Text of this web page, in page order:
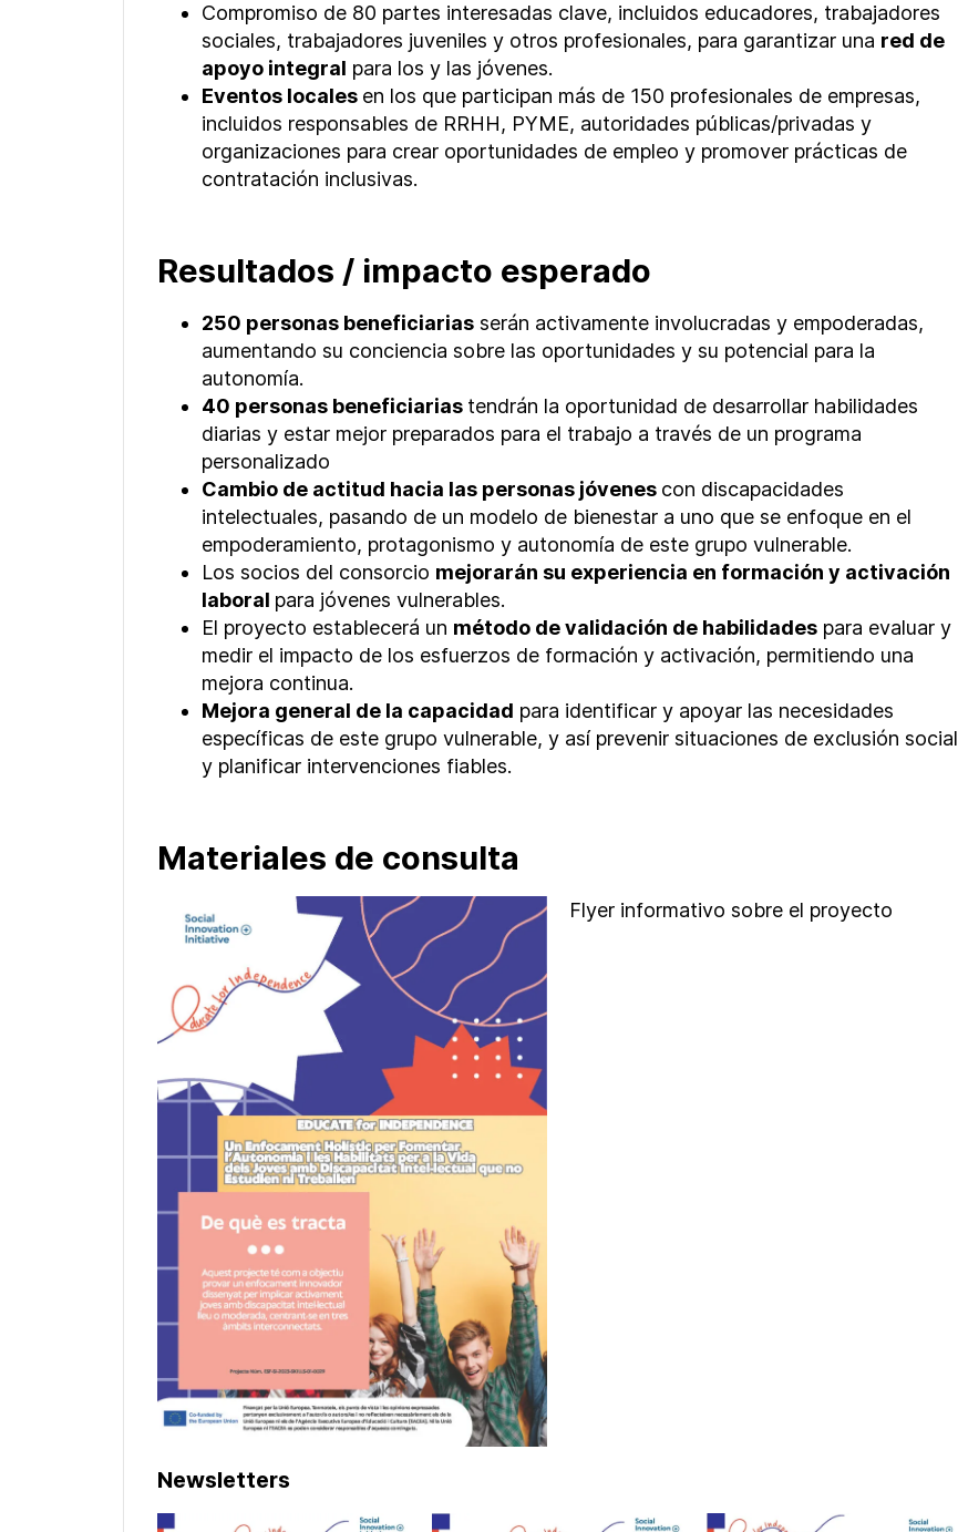
Compromiso de 80 partes interesadas clave, incluidos educadores, trabajadores
sociales, trabajadores juveniles y otros profesionales, para garantizar una red de
apoyo integral para los y las jóvenes.
Eventos locales en los que participan más de 150 profesionales de empresas,
incluidos responsables de RRHH, PYME, autoridades públicas/privadas y
organizaciones para crear oportunidades de empleo y promover prácticas de
contratación inclusivas.
Resultados / impacto esperado
250 personas beneficiariasserán activamente involucradas y empoderadas,
aumentando su conciencia sobre las oportunidades y su potencial para la
autonomía.
40 personas beneficiarias tendrán la oportunidad de desarrollar habilidades
diarias y estar mejor preparados para el trabajo a través de un programa
personalizado
Cambio de actitud hacia las personas jóvenes con discapacidades
intelectuales, pasando de un modelo de bienestar a uno que se enfoque en el
empoderamiento, protagonismo y autonomía de este grupo vulnerable.
Los socios del consorcio mejorarán su experiencia en formación y activación
laboral para jóvenes vulnerables.
El proyecto establecerá un método de validación de habilidadespara evaluar y
medir el impacto de los esfuerzos de formación y activación, permitiendo una
mejora continua.
Mejora general de la capacidad para identificar y apoyar las necesidades
específicas de este grupo vulnerable, y así prevenir situaciones de exclusión social
y planificar intervenciones fiables.
Materiales de consulta​
Flyer informativo sobre el proyecto
Newsletters